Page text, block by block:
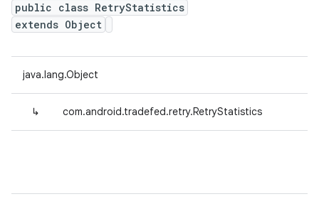
public class RetryStatistics
extends Object
java.lang.Object
↳ com.android.tradefed.retry.RetryStatistics